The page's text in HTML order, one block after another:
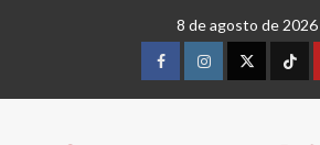
8 de agosto de 2026